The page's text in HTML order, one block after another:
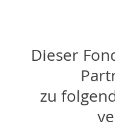
Dieser
zu